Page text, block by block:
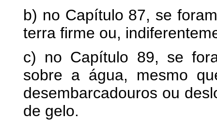
b) no Capítulo 87, se
terra firme ou,
c) no Capítulo 89, se
sobre a água, mesmo
desembarcadouros ou
de gelo.